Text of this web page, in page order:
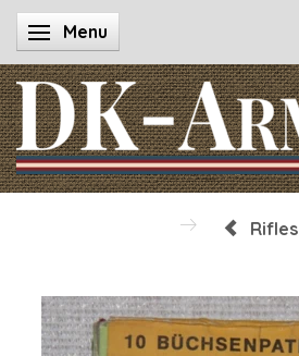
Toggle navigation
Menu
Rifles